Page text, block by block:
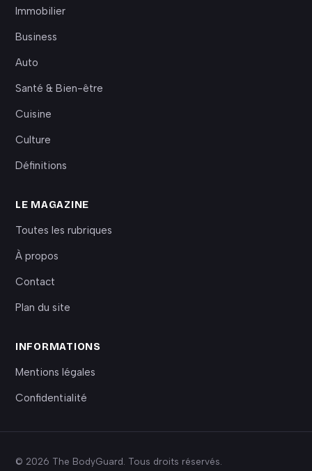
Immobilier
Business
Auto
Santé & Bien-être
Cuisine
Culture
Définitions
LE MAGAZINE
Toutes les rubriques
À propos
Contact
Plan du site
INFORMATIONS
Mentions légales
Confidentialité
© 2026 The BodyGuard. Tous droits réservés.